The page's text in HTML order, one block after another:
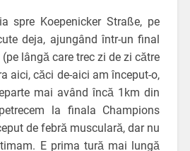
spre Koepenicker Straße, pe
deja, ajungând într-un final
(pe lângă care trec zi de zi către
aici, căci de-aici am început-o,
mai având încă 1km din
la finala Champions
de febră musculară, dar nu
E prima tură mai lungă